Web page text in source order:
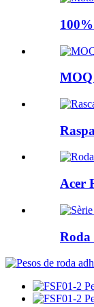
MOQ
Acer
Roda